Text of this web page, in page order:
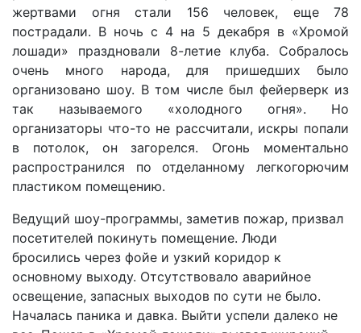
жертвами огня стали 156 человек, еще 78
пострадали. В ночь с 4 на 5 декабря в «Хромой
лошади» праздновали 8-летие клуба. Собралось
очень много народа, для пришедших было
организовано шоу. В том числе был фейерверк из
так называемого «холодного огня». Но
организаторы что-то не рассчитали, искры попали
в потолок, он загорелся. Огонь моментально
распространился по отделанному легкогорючим
пластиком помещению.
Ведущий шоу-программы, заметив пожар, призвал
посетителей покинуть помещение. Люди
бросились через фойе и узкий коридор к
основному выходу. Отсутствовало аварийное
освещение, запасных выходов по сути не было.
Началась паника и давка. Выйти успели далеко не